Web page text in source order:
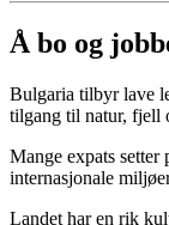
Å bo og
Bulgaria tilbyr lave
tilgang til natur, fjell
Mange expats setter
internasjonale
Landet har en rik